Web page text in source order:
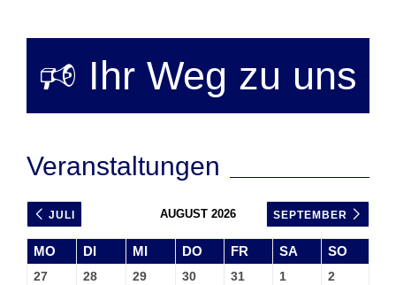
🕫 Ihr Weg zu uns
Veranstaltungen
JULI AUGUST 2026 SEPTEMBER
MO DI MI DO FR SA SO
27 28 29 30 31 1 2